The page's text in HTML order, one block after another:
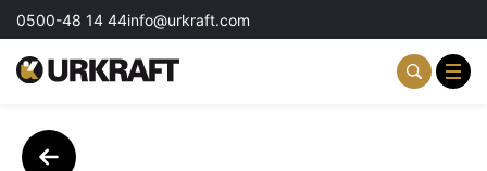
0500-48 14 44info@urkraft.com
Partnering & Samverkan